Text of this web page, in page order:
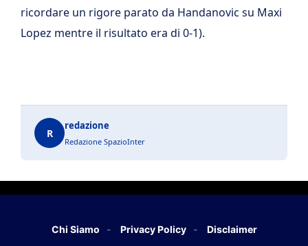
ricordare un rigore parato da Handanovic su Maxi
Lopez mentre il risultato era di 0-1).
R
redazione
Redazione SpazioInter
Chi Siamo Privacy Policy Disclaimer